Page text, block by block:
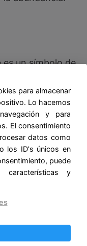
es un símbolo de
casa se cree
y atrae la
tu
un
puede ayudar
para almacenar
Lo hacemos
y para
El consentimiento
datos como
los ID's únicos en
puede
características y